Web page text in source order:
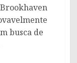
busca de